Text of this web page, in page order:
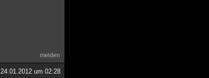
melden
24.01.2012 um 02:28